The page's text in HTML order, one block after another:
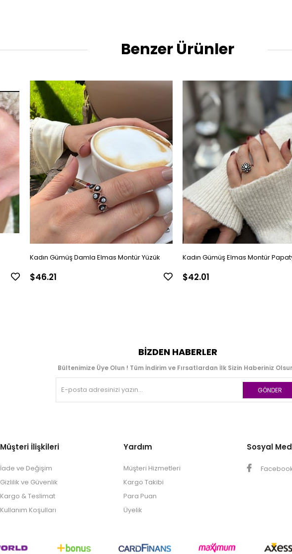
Benzer Ürünler
Kadın Gümüş Damla Elmas Montür Yüzük
$46.21
Kadın Gümüş Elmas Montür
$42.01
BIZDEN HABERLER
Bültenimize Üye Olun ! Tüm İndirim ve Fırsatlardan İlk Sizin Haberiniz
GÖNDER
Müşteri İlişkileri
İade ve Değişim
Gizlilik ve Güvenlik
Kargo & Teslimat
Kullanım Koşulları
Yardım
Müşteri Hizmetleri
Kargo Takibi
Para Puan
Üyelik
Sosyal